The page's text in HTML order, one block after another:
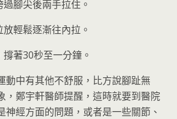
腳尖後兩手拉住。
輕鬆逐漸往內拉。
著30秒至一分鐘。
動中有其他不舒服，比方說腳趾無
，鄭宇軒醫師提醒，這時就要到醫院
神經方面的問題，或者是一些關節、